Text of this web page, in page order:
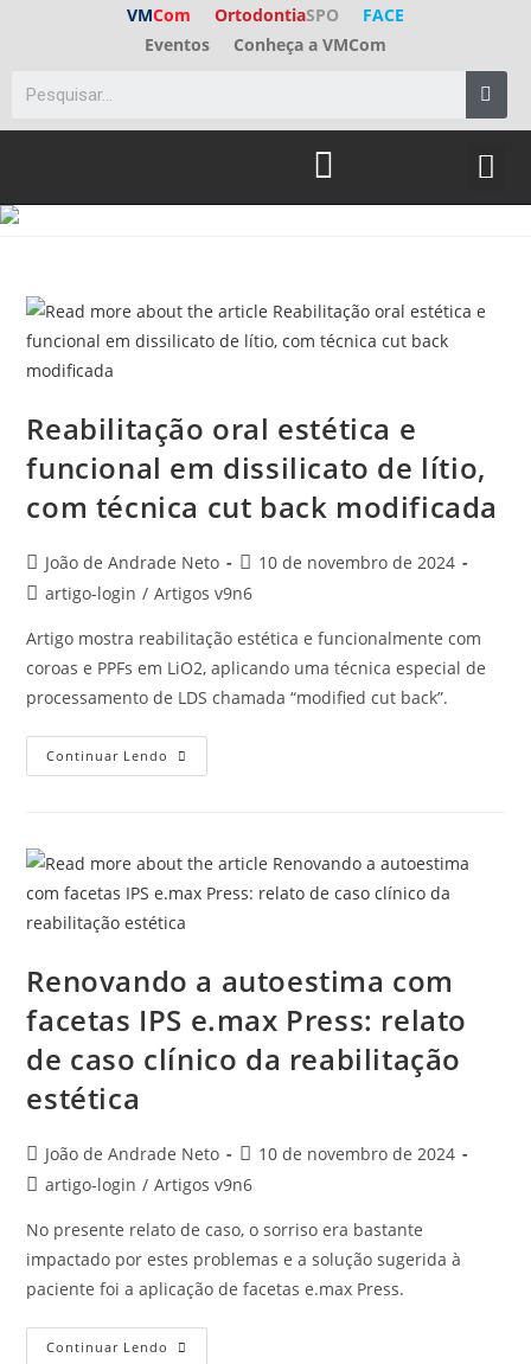
VMCom OrtodontiaSPO
FACE
Eventos
Conheça a VMCom
Reabilitação oral estética e
funcional em dissilicato de lítio,
com técnica cut back modificada
João de Andrade Neto
10 de novembro de 2024
artigo-login / Artigos v9n6
Artigo mostra reabilitação estética e funcionalmente com
coroas e PPFs em LiO2, aplicando uma técnica especial de
processamento de LDS chamada “modified cut back”.
Continuar Lendo
Renovando a autoestima com
facetas IPS e.max Press: relato
de caso clínico da reabilitação
estética
João de Andrade Neto
10 de novembro de 2024
artigo-login / Artigos v9n6
No presente relato de caso, o sorriso era bastante
impactado por estes problemas e a solução sugerida à
paciente foi a aplicação de facetas e.max Press.
Continuar Lendo